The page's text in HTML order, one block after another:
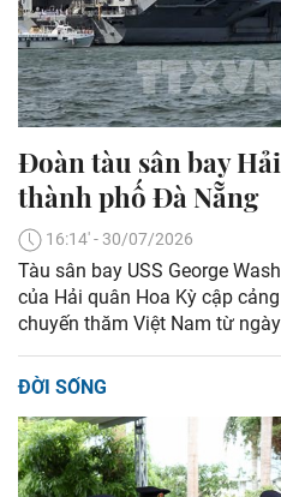
Đoàn tàu sân bay
thành phố Đà Nẵng
16:14' - 30/07/2026
Tàu sân bay USS George
của Hải quân Hoa Kỳ cập
chuyến thăm Việt Nam từ
ĐỜI SỐNG